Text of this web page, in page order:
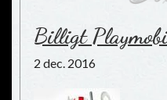
Billigt
2 dec. 2016